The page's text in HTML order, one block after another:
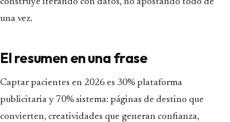
una vez.
El resumen en una frase
Captar pacientes en 2026 es 30% plataforma
publicitaria y 70% sistema: páginas de destino que
convierten, creatividades que generan confianza,